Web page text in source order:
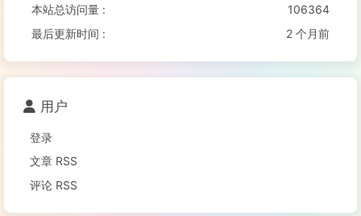
本站总访问量 :
106364
最后更新时间 :
2 个月前
用户
登录
文章 RSS
评论 RSS